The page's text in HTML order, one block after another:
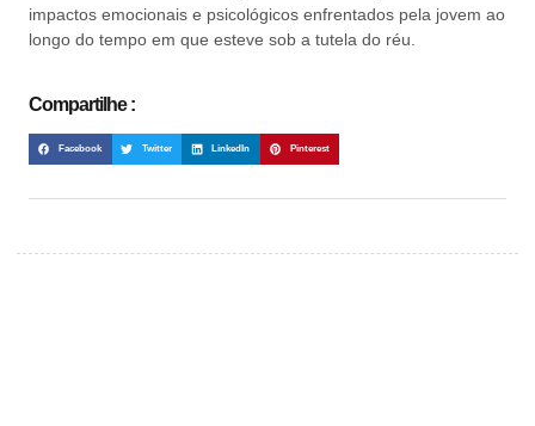
impactos emocionais e psicológicos enfrentados pela jovem ao
longo do tempo em que esteve sob a tutela do réu.
Compartilhe :
Facebook Twitter LinkedIn Pinterest